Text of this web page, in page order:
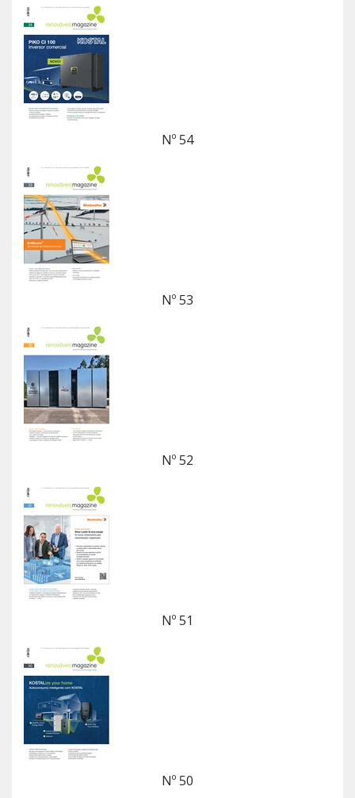
Nº 54
Nº 53
Nº 52
Nº 51
Nº 50